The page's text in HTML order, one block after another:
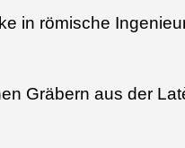
in römische
Gräbern aus der